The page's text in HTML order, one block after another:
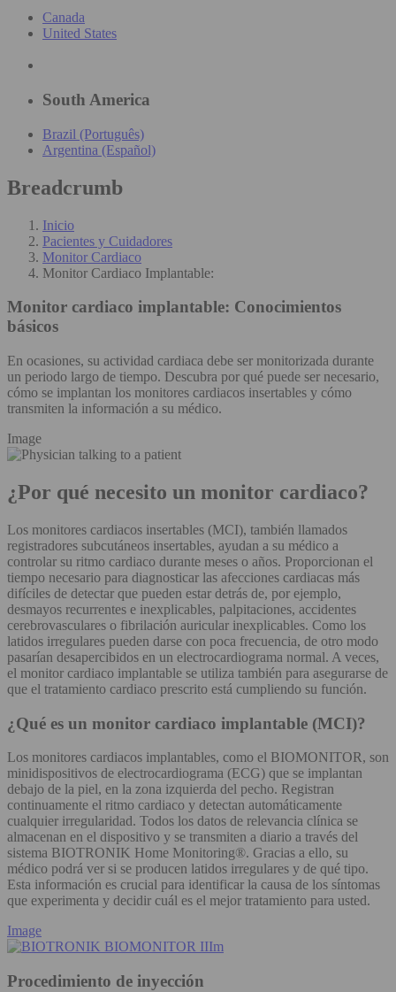
Canada
United States
South America
Brazil (Português)
Argentina (Español)
Breadcrumb
Inicio
Pacientes y Cuidadores
Monitor Cardiaco
Monitor Cardiaco Implantable:
Monitor cardiaco implantable: Conocimientos
básicos
En ocasiones, su actividad cardiaca debe ser monitorizada durante
un periodo largo de tiempo. Descubra por qué puede ser necesario,
cómo se implantan los monitores cardiacos insertables y cómo
transmiten la información a su médico.
Image
¿Por qué necesito un monitor cardiaco?
Los monitores cardiacos insertables (MCI), también llamados
registradores subcutáneos insertables, ayudan a su médico a
controlar su ritmo cardiaco durante meses o años. Proporcionan el
tiempo necesario para diagnosticar las afecciones cardiacas más
difíciles de detectar que pueden estar detrás de, por ejemplo,
desmayos recurrentes e inexplicables, palpitaciones, accidentes
cerebrovasculares o fibrilación auricular inexplicables. Como los
latidos irregulares pueden darse con poca frecuencia, de otro modo
pasarían desapercibidos en un electrocardiograma normal. A veces,
el monitor cardiaco implantable se utiliza también para asegurarse de
que el tratamiento cardiaco prescrito está cumpliendo su función.
¿Qué es un monitor cardiaco implantable (MCI)?
Los monitores cardiacos implantables, como el BIOMONITOR, son
minidispositivos de electrocardiograma (ECG) que se implantan
debajo de la piel, en la zona izquierda del pecho. Registran
continuamente el ritmo cardiaco y detectan automáticamente
cualquier irregularidad. Todos los datos de relevancia clínica se
almacenan en el dispositivo y se transmiten a diario a través del
sistema BIOTRONIK Home Monitoring®. Gracias a ello, su
médico podrá ver si se producen latidos irregulares y de qué tipo.
Esta información es crucial para identificar la causa de los síntomas
que experimenta y decidir cuál es el mejor tratamiento para usted.
Image
Procedimiento de inyección